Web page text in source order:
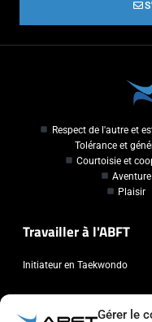
Gérer le
Respect de l'autre et
Tolérance et
Courtoisie et
Aventure
Plaisir
Travailler à l'ABFT
Initiateur en Taekwondo